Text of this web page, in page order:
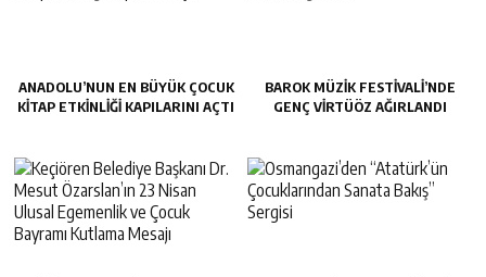
ANADOLU’NUN EN BÜYÜK ÇOCUK
KITAP ETKINLIĞI KAPILARINI AÇTI
BAROK MÜZIK FESTIVALI’NDE
GENÇ VIRTÜÖZ AĞIRLANDI